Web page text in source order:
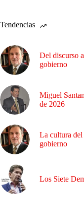
Tendencias
Del discurso
gobierno
Miguel
de 2026
La cultura
gobierno
Los Siete